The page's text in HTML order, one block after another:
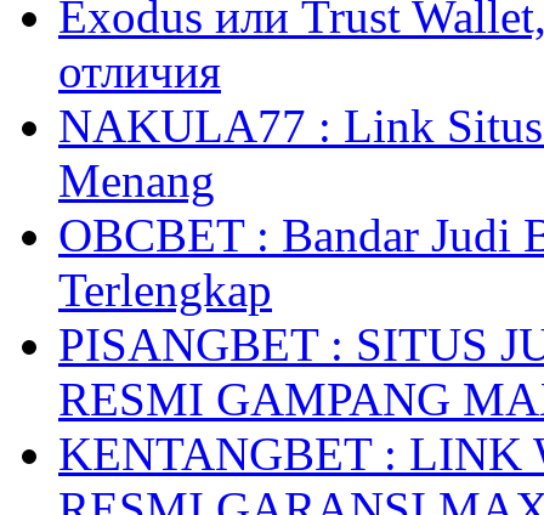
Exodus или Trust
отличия
NAKULA77 : Link Situs
Menang
OBCBET : Bandar Judi
Terlengkap
PISANGBET : SITUS
RESMI GAMPANG
KENTANGBET : LINK